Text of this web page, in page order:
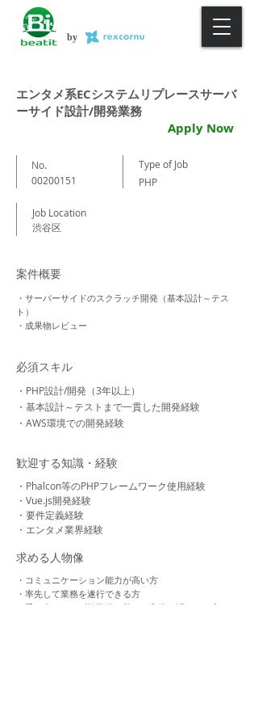
by
エンタメ系ECシステムリプレースサーバ
ーサイド設計/開発業務
Apply Now
No.
00200151
Type of Job
PHP
Job Location
渋谷区
案件概要
・サーバーサイドのスクラッチ開発（基本設計～テス
ト）
・成果物レビュー
必須スキル
・PHP設計/開発（3年以上）
・基本設計～テストまで一貫した開発経験
・AWS環境での開発経験
歓迎する知識・経験
・Phalcon等のPHPフレームワーク使用経験
・Vue.js開発経験
・要件定義経験
・エンタメ業界経験
求める人物像
・コミュニケーション能力が高い方
・率先して業務を遂行できる方
・受け身にならず能動的に学び、実務に活かせる方